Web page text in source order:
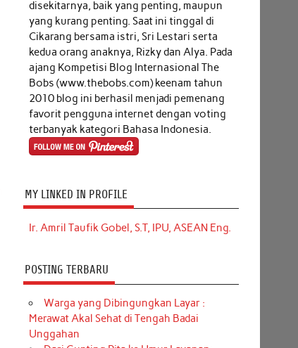
disekitarnya, baik yang penting, maupun
yang kurang penting. Saat ini tinggal di
Cikarang bersama istri, Sri Lestari serta
kedua orang anaknya, Rizky dan Alya. Pada
ajang Kompetisi Blog Internasional The
Bobs (www.thebobs.com) keenam tahun
2010 blog ini berhasil menjadi pemenang
favorit pengguna internet dengan voting
terbanyak kategori Bahasa Indonesia.
MY LINKED IN PROFILE
Ir. Amril Taufik Gobel, S.T, IPU, ASEAN Eng.
POSTING TERBARU
Warga yang Dibingungkan Layar :
Merawat Akal Sehat di Tengah Badai
Unggahan